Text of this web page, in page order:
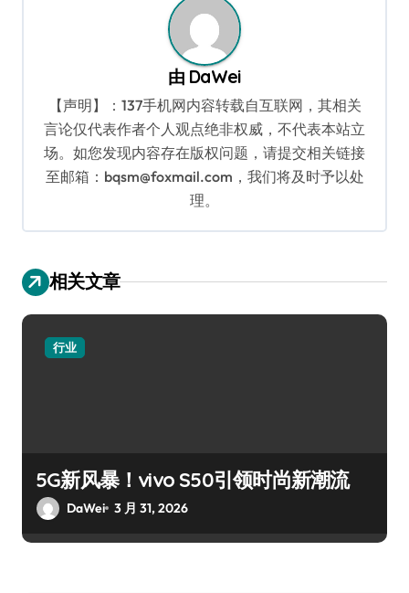
由 DaWei
【声明】：137手机网内容转载自互联网，其相关
言论仅代表作者个人观点绝非权威，不代表本站立
场。如您发现内容存在版权问题，请提交相关链接
至邮箱：bqsm@foxmail.com，我们将及时予以处
理。
相关文章
行业
5G新风暴！vivo S50引领时尚新潮流
DaWei 3 月 31, 2026